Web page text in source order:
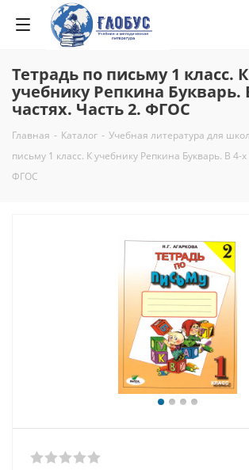
Тетрадь по письму 1 класс. К
учебнику Репкина Букварь.
частях. Часть 2. ФГОС
Главная - Каталог - Учебная литература для
письму 1 класс. К учебнику Репкина Букварь. В 4-х
ФГОС